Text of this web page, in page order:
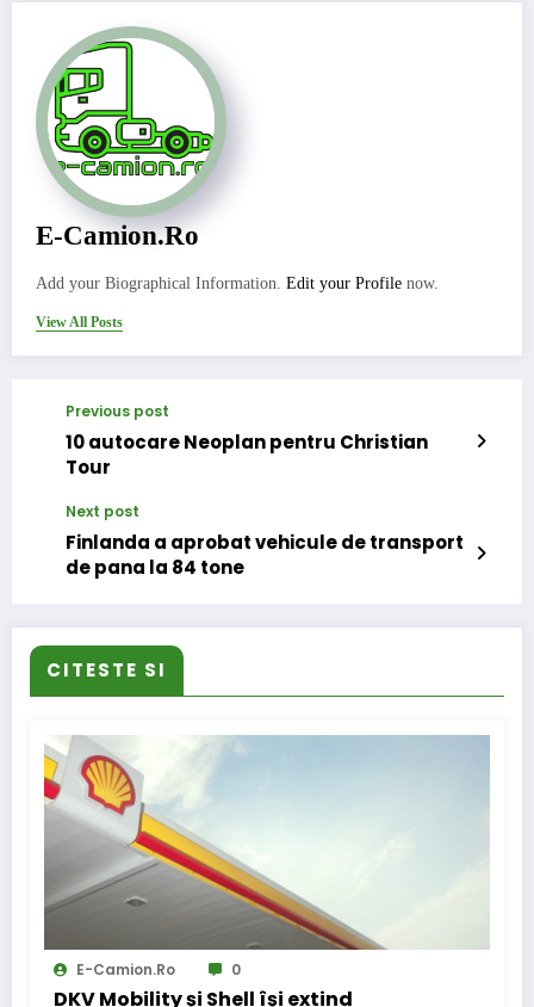
E-Camion.ro
Add your Biographical Information. Edit your Profile now.
View All Posts
Previous post
10 autocare Neoplan pentru Christian
Tour
Next post
Finlanda a aprobat vehicule de transport
de pana la 84 tone
CITESTE SI
E-Camion.ro 0
DKV Mobility și Shell își extind